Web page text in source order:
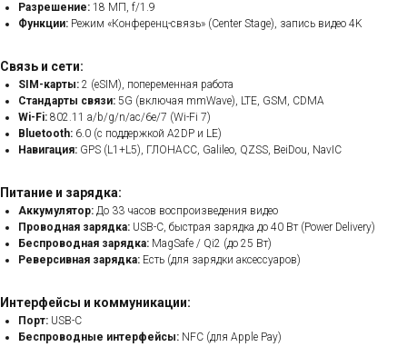
Разрешение: 18 МП, f/1.9
Функции: Режим «Конференц-связь» (Center Stage), запись видео 4K
Связь и сети:
SIM-карты: 2 (eSIM), попеременная работа
Стандарты связи: 5G (включая mmWave), LTE, GSM, CDMA
Wi-Fi: 802.11 a/b/g/n/ac/6e/7 (Wi-Fi 7)
Bluetooth: 6.0 (с поддержкой A2DP и LE)
Навигация: GPS (L1+L5), ГЛОНАСС, Galileo, QZSS, BeiDou, NavIC
Питание и зарядка:
Аккумулятор: До 33 часов воспроизведения видео
Проводная зарядка: USB-C, быстрая зарядка до 40 Вт (Power Delivery)
Беспроводная зарядка: MagSafe / Qi2 (до 25 Вт)
Реверсивная зарядка: Есть (для зарядки аксессуаров)
Интерфейсы и коммуникации:
Порт: USB-C
Беспроводные интерфейсы: NFC (для Apple Pay)